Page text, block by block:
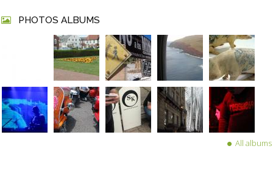
PHOTOS ALBUMS
All albums